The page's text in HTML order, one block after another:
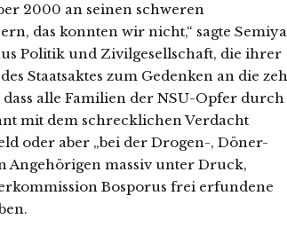
2000 an seinen schweren
das konnten wir nicht,“ sagte Semiya
Politik und Zivilgesellschaft, die ihrer
Staatsaktes zum Gedenken an die
alle Familien der NSU-Opfer durch
mit dem schrecklichen Verdacht
oder aber „bei der Drogen-, Döner-
Angehörigen massiv unter Druck,
Bosporus frei erfundene